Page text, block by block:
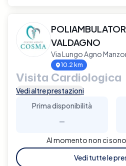
VALDAGNO
Via Lungo Agno
10.2 km
Visita Cardiologica
Vedi altre prestazioni
Prima disponibilità
-
Al momento non ci
Vedi tutte le